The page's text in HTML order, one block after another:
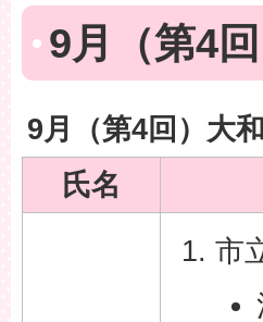
9月（第4
9月（第4回）大
氏名
市